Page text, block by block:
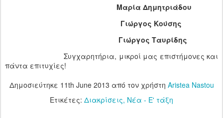
Μαρία Δημητριάδου
Γιώργος Κούσης
Γιώργος Ταυρίδης
Συγχαρητήρια, μικροί μας επιστήμονες και
πάντα επιτυχίες!
Δημοσιεύτηκε 11th June 2013 από τον χρήστη Aristea Nastou
Ετικέτες: Διακρίσεις Νέα - Ε' τάξη